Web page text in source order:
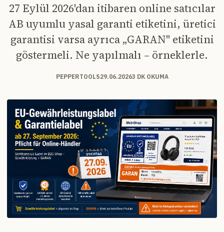
27 Eylül 2026'dan itibaren online satıcılar
AB uyumlu yasal garanti etiketini, üretici
garantisi varsa ayrıca „GARAN" etiketini
göstermeli. Ne yapılmalı – örneklerle.
PEPPERTOOLS29.06.20263 DK OKUMA